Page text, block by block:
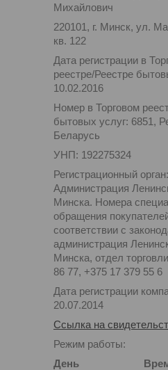
Михайлович
220101, г. Минск, ул.
кв. 122
Дата регистрации в
реестре/Реестре
10.02.2016
Номер в Торговом
бытовых услуг: 6851,
Беларусь
УНП: 192275324
Регистрационный орган:
Администрация
Минска. Номера
обращения
соответствии с
администрация
Минска, отдел
86 77, +375 17 379 55 6
Дата регистрации
20.07.2014
Ссылка на
Режим работы:
День